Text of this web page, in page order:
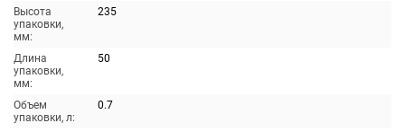
Высота
упаковки,
мм:
235
Длина
упаковки,
мм:
50
Объем
упаковки, л:
0.7